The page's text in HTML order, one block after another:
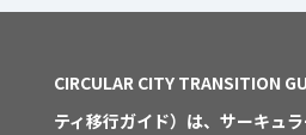
CIRCULAR CITY TRANSITION
ティ移行ガイド）は、サーキュ